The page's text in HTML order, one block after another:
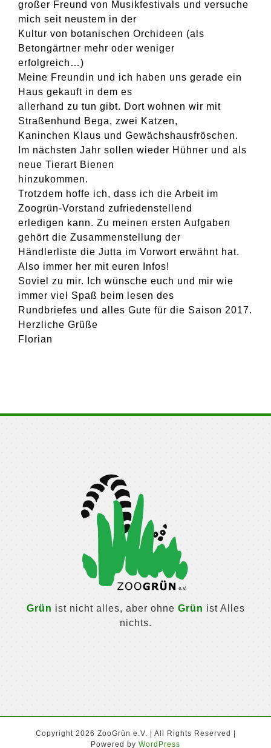
großer Freund von Musikfestivals und versuche
mich seit neustem in der
Kultur von botanischen Orchideen (als
Betongärtner mehr oder weniger
erfolgreich…)
Meine Freundin und ich haben uns gerade ein
Haus gekauft in dem es
allerhand zu tun gibt. Dort wohnen wir mit
Straßenhund Bega, zwei Katzen,
Kaninchen Klaus und Gewächshausfröschen.
Im nächsten Jahr sollen wieder Hühner und als
neue Tierart Bienen
hinzukommen.
Trotzdem hoffe ich, dass ich die Arbeit im
Zoogrün-Vorstand zufriedenstellend
erledigen kann. Zu meinen ersten Aufgaben
gehört die Zusammenstellung der
Händlerliste die Jutta im Vorwort erwähnt hat.
Also immer her mit euren Infos!
Soviel zu mir. Ich wünsche euch und mir wie
immer viel Spaß beim lesen des
Rundbriefes und alles Gute für die Saison 2017.
Herzliche Grüße
Florian
Grün ist nicht alles, aber ohne Grün ist Alles
nichts.
Copyright 2026 ZooGrün e.V. | All Rights Reserved |
Powered by WordPress